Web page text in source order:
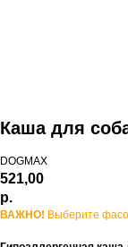
Каша для
DOGMAX
521,00
р.
ВАЖНО! Выберите